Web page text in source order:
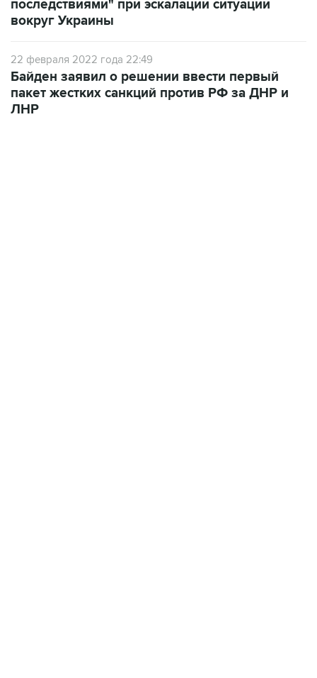
22 февраля 2022 года 22:49
пакет жестких санкций против РФ за ДНР и
ЛНР